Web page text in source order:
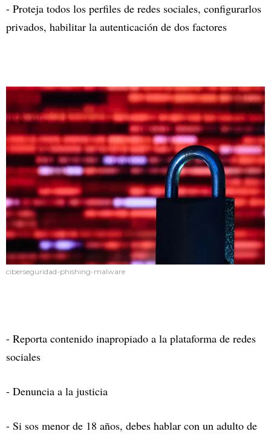
- Proteja todos los perfiles de redes sociales, configurarlos
privados, habilitar la autenticación de dos factores
ciberseguridad-phishing-malware
- Reporta contenido inapropiado a la plataforma de redes
sociales
- Denuncia a la justicia
- Si sos menor de 18 años, debes hablar con un adulto de